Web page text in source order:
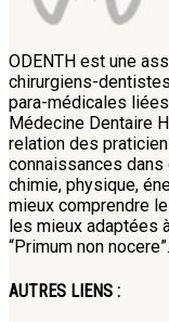
ODENTH est une
chirurgiens-
para-médicales
Médecine Dentaire
relation des
connaissances
chimie, physique,
mieux comprendre
les mieux adaptées
“Primum non nocere”.
AUTRES LIENS :